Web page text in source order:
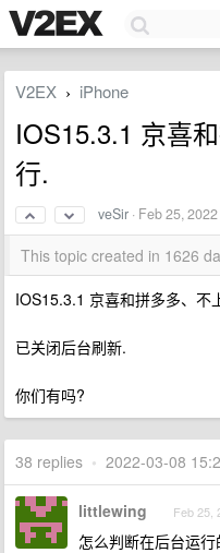
V2EX › iPhone
IOS15.3.1 京喜
行.
veSir · Feb 25, 2022
This topic created in 1626
IOS15.3.1 京喜和拼多多、不
已关闭后台刷新.
你们有吗?
38 replies • 2022-03-08
littlewing Feb 25,
怎么判断在后台运行